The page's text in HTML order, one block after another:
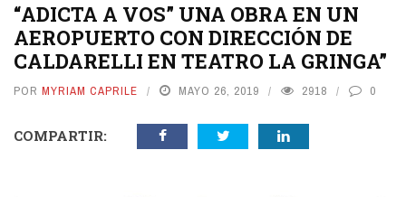
“ADICTA A VOS” UNA OBRA EN UN
AEROPUERTO CON DIRECCIÓN DE
CALDARELLI EN TEATRO LA GRINGA”
POR MYRIAM CAPRILE MAYO 26, 2019 2918 0
COMPARTIR: